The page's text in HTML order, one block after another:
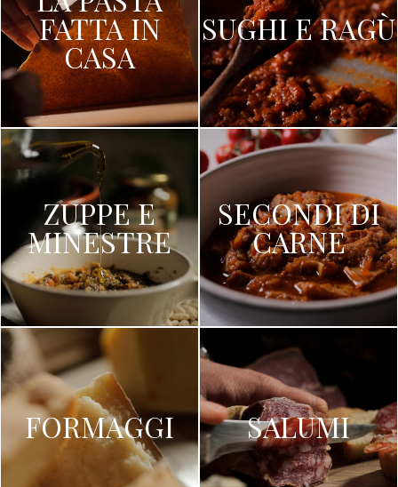
FATTA IN
CASA
SUGHI E RAGÙ
ZUPPE E
MINESTRE
SECONDI DI
CARNE
FORMAGGI SALUMI